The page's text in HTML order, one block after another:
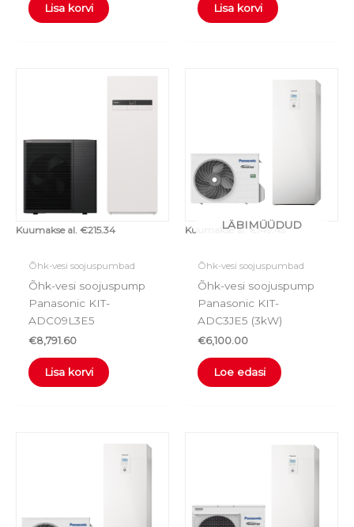
Lisa korvi Lisa korvi
Kuumakse al. €215.34
Õhk-vesi soojuspumbad
Õhk-vesi soojuspump
Panasonic KIT-
ADC09L3E5
€8,791.60
Lisa korvi
LÄBIMÜÜDUD
Kuumakse al. €149.45
Õhk-vesi soojuspumbad
Õhk-vesi soojuspump
Panasonic KIT-
ADC3JE5 (3kW)
€6,100.00
Loe edasi